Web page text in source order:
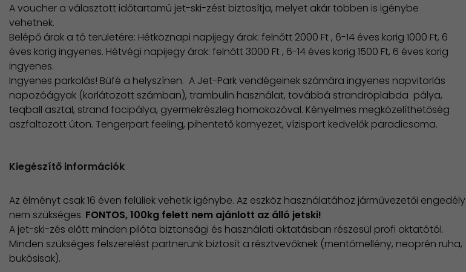
A voucher a választott időtartamú jet-ski-zést biztosítja, melyet akár többen is igénybe
vehetnek.​​
​​​Belépő árak a tó területére: Hétköznapi napijegy árak: felnőtt 2000 Ft , 6-14 éves korig 1000 Ft, 6
éves korig ingyenes. Hétvégi napijegy árak: felnőtt 3000 Ft , 6-14 éves korig 1500 Ft, 6 éves korig
ingyenes.
​Ingyenes parkolás! Büfé a helyszínen. A Jet-Park vendégeinek számára ingyenes napvitorlás
napozóágyak (korlátozott számban), trambulin használat, továbbá strandröplabda pálya,
teqball asztal, strand focipálya, gyermekrészleg homokozóval. Kényelmes megközelíthetőség
aszfaltozott úton. Tengerpart feeling, pihentető környezet, vízisport kedvelők paradicsoma.
Kiegészítő információk
Az élményt csak 16 éven felüliek vehetik igénybe. Az eszköz használatához járművezetői engedély
nem szükséges. FONTOS, 100kg felett nem ajánlott az álló jetski!
A jet-ski-zés előtt minden pilóta biztonsági és használati oktatásban részesül profi oktatótól.
Minden szükséges felszerelést partnerünk biztosít a résztvevőknek (mentőmellény, neoprén ruha,
bukósisak).